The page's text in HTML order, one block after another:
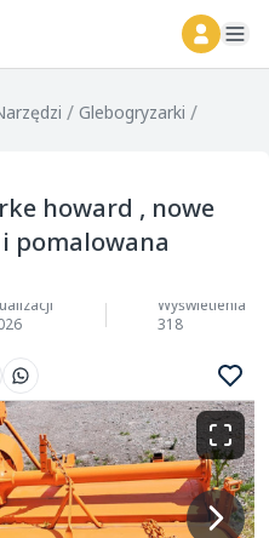
/ Glebogryzarki /
howard , nowe
pomalowana
Wyświetlenia
318